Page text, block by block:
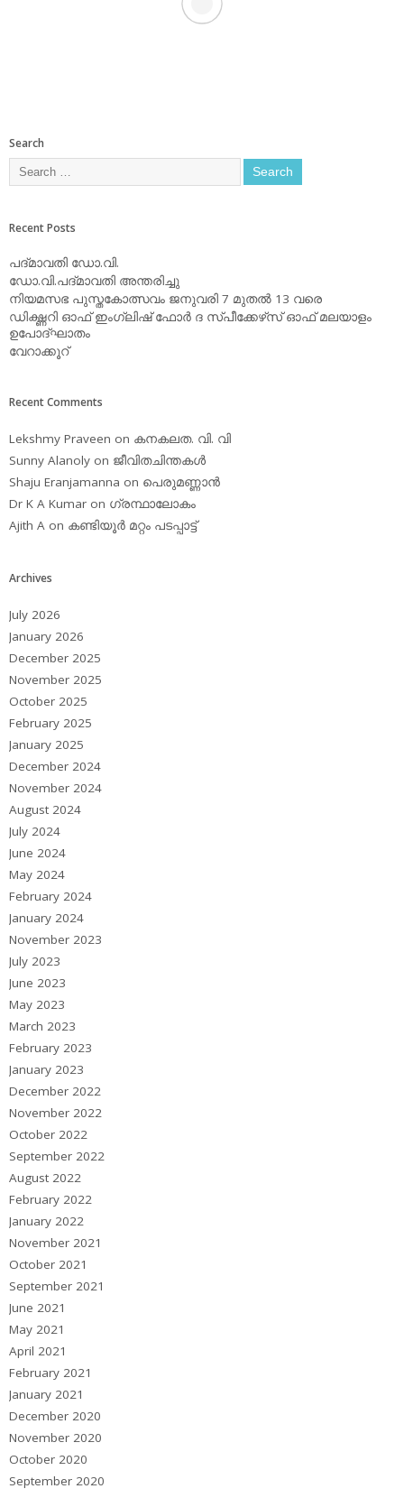
Search
Recent Posts
പദ്മാവതി ഡോ.വി.
ഡോ.വി.പദ്മാവതി അന്തരിച്ചു
നിയമസഭ പുസ്തകോത്സവം ജനുവരി 7 മുതല്‍ 13 വരെ
ഡിക്ഷ്ണറി ഓഫ് ഇംഗ്ലിഷ് ഫോര്‍ ദ സ്പീക്കേഴ്‌സ് ഓഫ് മലയാളം
ഉപോദ്ഘാതം
വേറാക്കൂറ്
Recent Comments
Lekshmy Praveen on കനകലത. വി. വി
Sunny Alanoly on ജീവിതചിന്തകള്‍
Shaju Eranjamanna on പെരുമണ്ണാന്‍
Dr K A Kumar on ഗ്രന്ഥാലോകം
Ajith A on കണ്ടിയൂര്‍ മറ്റം പടപ്പാട്ട്‌
Archives
July 2026
January 2026
December 2025
November 2025
October 2025
February 2025
January 2025
December 2024
November 2024
August 2024
July 2024
June 2024
May 2024
February 2024
January 2024
November 2023
July 2023
June 2023
May 2023
March 2023
February 2023
January 2023
December 2022
November 2022
October 2022
September 2022
August 2022
February 2022
January 2022
November 2021
October 2021
September 2021
June 2021
May 2021
April 2021
February 2021
January 2021
December 2020
November 2020
October 2020
September 2020